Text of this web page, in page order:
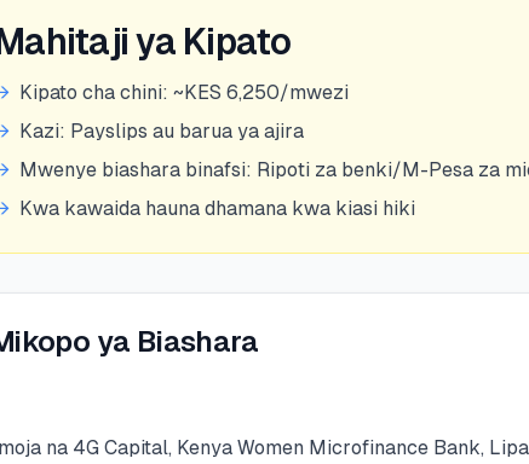
ya Kipato
Kipato cha chini: ~KES 6,250/mwezi
Kazi: Payslips au barua ya ajira
Mwenye biashara binafsi: Ripoti za benki/M-Pesa za
Kwa kawaida hauna dhamana kwa kiasi hiki
ya Biashara
na 4G Capital, Kenya Women Microfinance Bank,